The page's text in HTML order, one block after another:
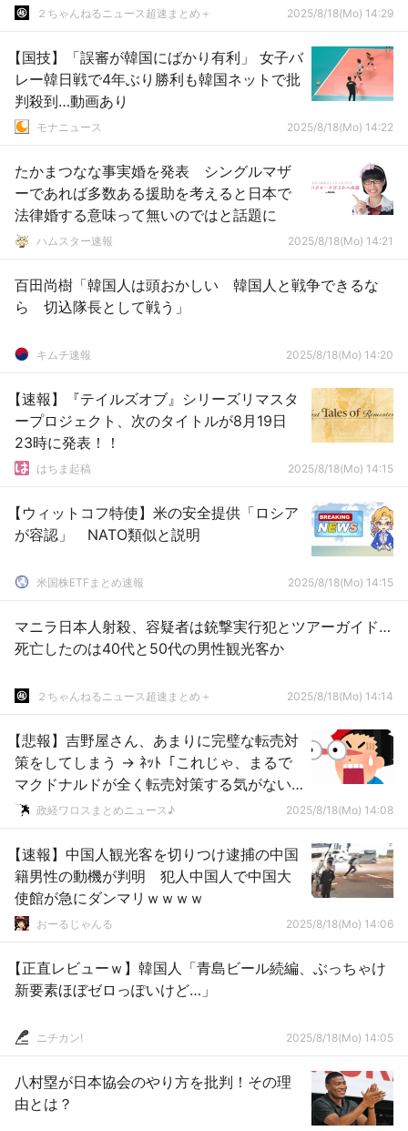
２ちゃんねるニュース超速まとめ＋ 2025/8/18(Mo) 14:29
【国技】「誤審が韓国にばかり有利」 女子バ
レー韓日戦で4年ぶり勝利も韓国ネットで批
判殺到…動画あり
モナニュース 2025/8/18(Mo) 14:22
たかまつなな事実婚を発表 シングルマザ
ーであれば多数ある援助を考えると日本で
法律婚する意味って無いのではと話題に
ハムスター速報 2025/8/18(Mo) 14:21
百田尚樹「韓国人は頭おかしい 韓国人と戦争できるな
ら 切込隊長として戦う」
キムチ速報 2025/8/18(Mo) 14:20
【速報】『テイルズオブ』シリーズリマスタ
ープロジェクト、次のタイトルが8月19日
23時に発表！！
はちま起稿 2025/8/18(Mo) 14:15
【ウィットコフ特使】米の安全提供「ロシア
が容認」 NATO類似と説明
米国株ETFまとめ速報 2025/8/18(Mo) 14:15
マニラ日本人射殺、容疑者は銃撃実行犯とツアーガイド…
死亡したのは40代と50代の男性観光客か
２ちゃんねるニュース超速まとめ＋ 2025/8/18(Mo) 14:14
【悲報】吉野屋さん、あまりに完璧な転売対
策をしてしまう → ﾈｯﾄ「これじゃ、まるで
マクドナルドが全く転売対策する気がない
みたい…」ｗｗｗｗｗｗｗｗｗｗｗｗｗｗｗ
政経ワロスまとめニュース♪ 2025/8/18(Mo) 14:08
【速報】中国人観光客を切りつけ逮捕の中国
籍男性の動機が判明 犯人中国人で中国大
使館が急にダンマリｗｗｗｗ
おーるじゃんる 2025/8/18(Mo) 14:06
【正直レビューｗ】韓国人「青島ビール続編、ぶっちゃけ
新要素ほぼゼロっぽいけど…」
ニチカン! 2025/8/18(Mo) 14:05
八村塁が日本協会のやり方を批判！その理
由とは？